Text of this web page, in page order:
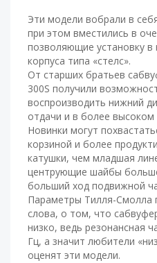
Эти модели вобрали в
при этом вместились в
позволяющие установку в
корпуса типа «стелс».
От старших братьев
300S получили
воспроизводить нижний
отдачи и в более высоком
Новинки могут
корзиной и более
катушки, чем младшая
центрующие шайбы
больший ход подвижной
Параметры Тилля-Смолла
слова, о том, что
низко, ведь резонансная
Гц, а значит любители
оценят эти модели.